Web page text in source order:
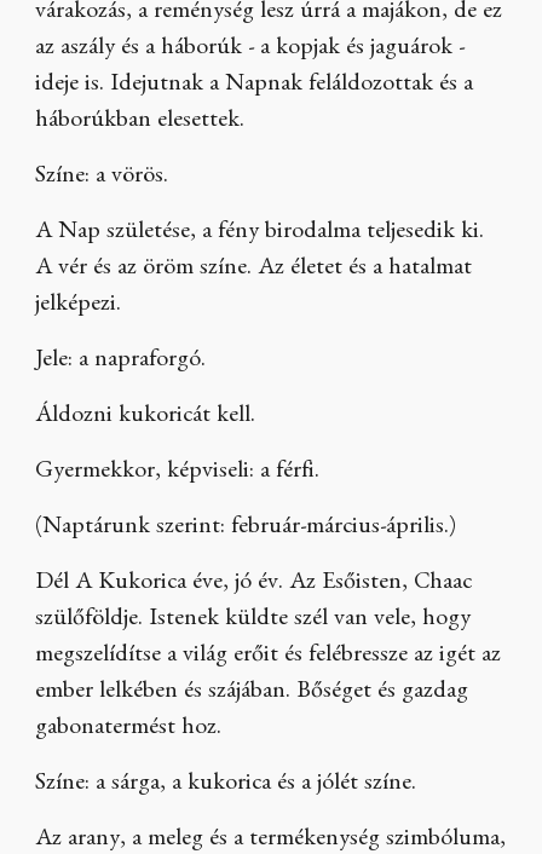
várakozás, a reménység lesz úrrá a majákon, de ez
az aszály és a háborúk - a kopjak és jaguárok -
ideje is. Idejutnak a Napnak feláldozottak és a
háborúkban elesettek.
Színe: a vörös.
A Nap születése, a fény birodalma teljesedik ki.
A vér és az öröm színe. Az életet és a hatalmat
jelképezi.
Jele: a napraforgó.
Áldozni kukoricát kell.
Gyermekkor, képviseli: a férfi.
(Naptárunk szerint: február-március-április.)
Dél A Kukorica éve, jó év. Az Esőisten, Chaac
szülőföldje. Istenek küldte szél van vele, hogy
megszelídítse a világ erőit és felébressze az igét az
ember lelkében és szájában. Bőséget és gazdag
gabonatermést hoz.
Színe: a sárga, a kukorica és a jólét színe.
Az arany, a meleg és a termékenység szimbóluma,